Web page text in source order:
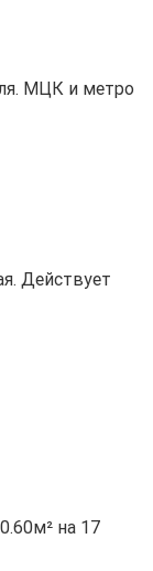
МЦК и метро
Действует